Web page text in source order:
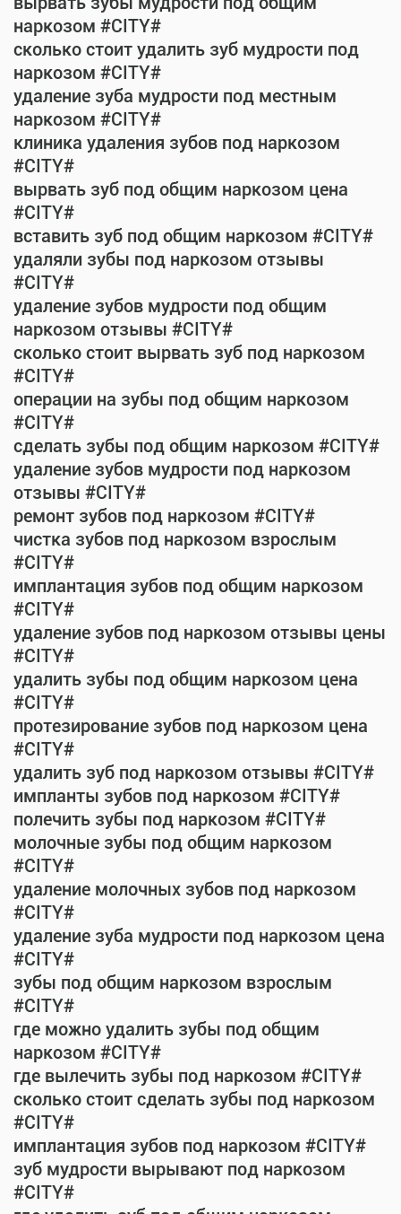
наркозом #CITY#
сколько стоит удалить зуб мудрости под
наркозом #CITY#
удаление зуба мудрости под местным
наркозом #CITY#
клиника удаления зубов под наркозом
#CITY#
вырвать зуб под общим наркозом цена
#CITY#
вставить зуб под общим наркозом #CITY#
удаляли зубы под наркозом отзывы
#CITY#
удаление зубов мудрости под общим
наркозом отзывы #CITY#
сколько стоит вырвать зуб под наркозом
#CITY#
операции на зубы под общим наркозом
#CITY#
сделать зубы под общим наркозом #CITY#
удаление зубов мудрости под наркозом
отзывы #CITY#
ремонт зубов под наркозом #CITY#
чистка зубов под наркозом взрослым
#CITY#
имплантация зубов под общим наркозом
#CITY#
удаление зубов под наркозом отзывы цены
#CITY#
удалить зубы под общим наркозом цена
#CITY#
протезирование зубов под наркозом цена
#CITY#
удалить зуб под наркозом отзывы #CITY#
импланты зубов под наркозом #CITY#
полечить зубы под наркозом #CITY#
молочные зубы под общим наркозом
#CITY#
удаление молочных зубов под наркозом
#CITY#
удаление зуба мудрости под наркозом цена
#CITY#
зубы под общим наркозом взрослым
#CITY#
где можно удалить зубы под общим
наркозом #CITY#
где вылечить зубы под наркозом #CITY#
сколько стоит сделать зубы под наркозом
#CITY#
имплантация зубов под наркозом #CITY#
зуб мудрости вырывают под наркозом
#CITY#